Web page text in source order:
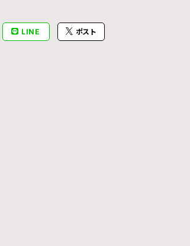
LINE ポスト